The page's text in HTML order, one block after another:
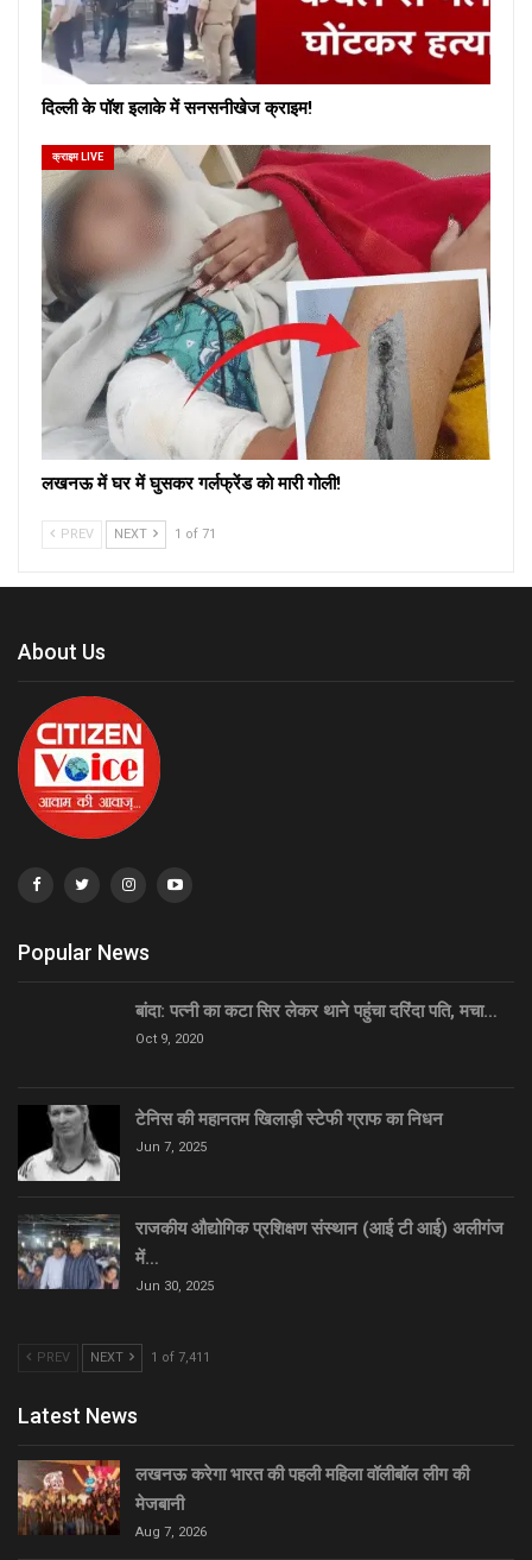
दिल्ली के पॉश इलाके में सनसनीखेज क्राइम!
क्राइम LIVE
लखनऊ में घर में घुसकर गर्लफ्रेंड को मारी गोली!
PREV NEXT 1 of 71
About Us
Popular News
बांदा: पत्नी का कटा सिर लेकर थाने पहुंचा दरिंदा पति, मचा…
Oct 9, 2020
टेनिस की महानतम खिलाड़ी स्टेफी ग्राफ का निधन
Jun 7, 2025
राजकीय औद्योगिक प्रशिक्षण संस्थान (आई टी आई) अलीगंज
में…
Jun 30, 2025
PREV NEXT 1 of 7,411
Latest News
लखनऊ करेगा भारत की पहली महिला वॉलीबॉल लीग की
मेजबानी
Aug 7, 2026